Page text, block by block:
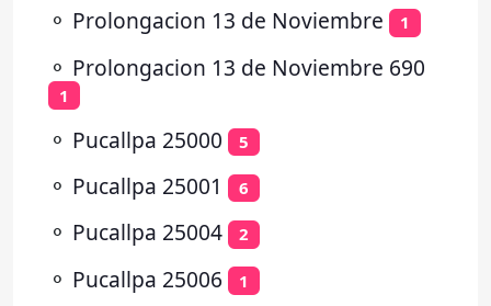
⚬ Prolongacion 13 de Noviembre 1
⚬ Prolongacion 13 de Noviembre 690
1
⚬ Pucallpa 25000 5
⚬ Pucallpa 25001 6
⚬ Pucallpa 25004 2
⚬ Pucallpa 25006 1